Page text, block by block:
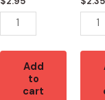
Bulb
quantity
Add
to
cart